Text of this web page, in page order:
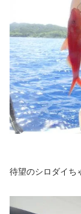
待望のシロダイち